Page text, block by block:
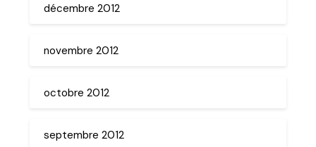
décembre 2012
novembre 2012
octobre 2012
septembre 2012